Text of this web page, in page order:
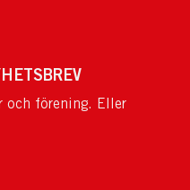
och förening. Eller